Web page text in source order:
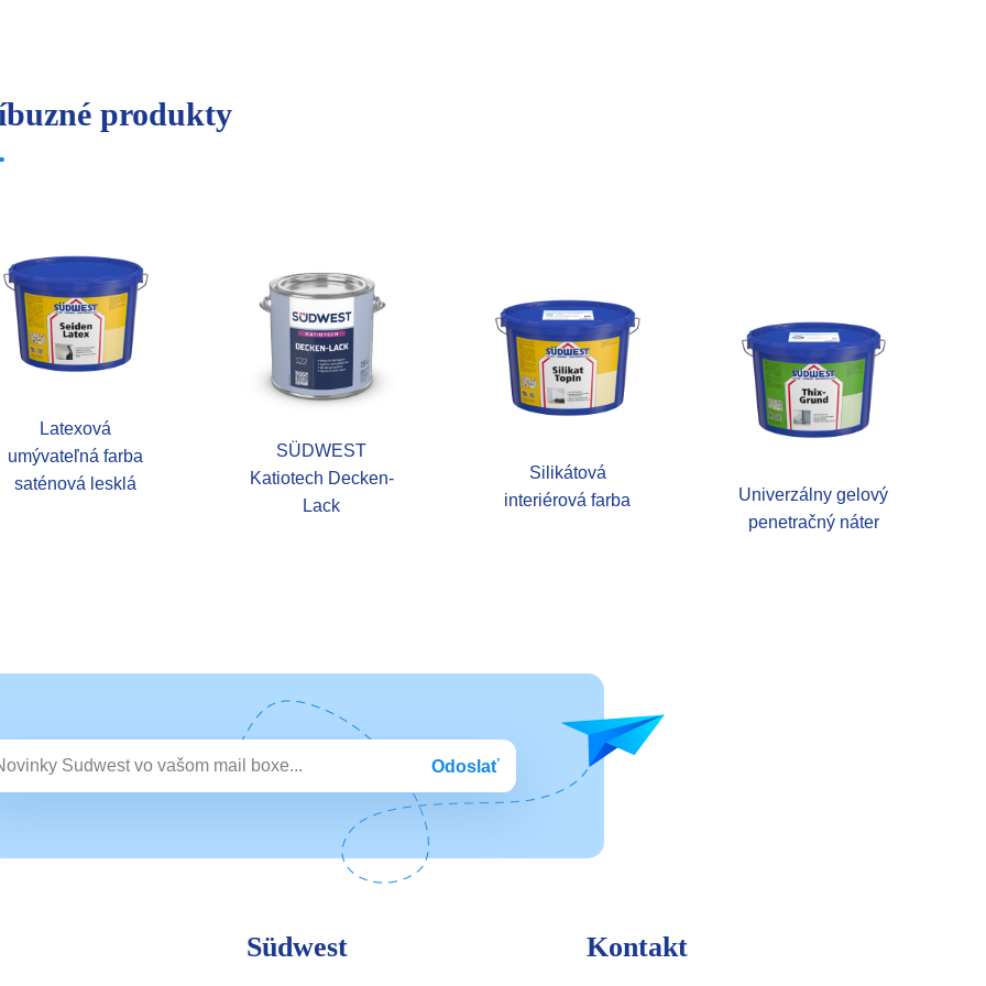
produkty
Latexová
umývateľná farba
saténová lesklá
SÜDWEST
Katiotech Decken-
Lack
Silikátová
interiérová farba
Univerzálny gelový
penetračný náter
Odoslať
Südwest Kontakt